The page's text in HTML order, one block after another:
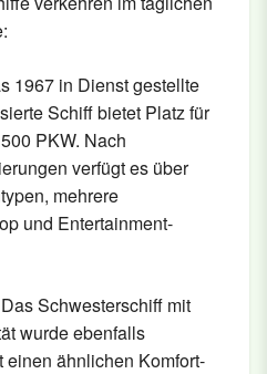
1967 in Dienst gestellte
Schiff bietet Platz für
PKW. Nach
verfügt es über
mehrere
und Entertainment-
Das Schwesterschiff mit
wurde ebenfalls
einen ähnlichen Komfort-